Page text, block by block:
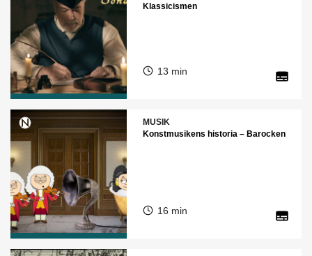
Klassicismen
13 min
MUSIK
Konstmusikens historia – Barocken
16 min